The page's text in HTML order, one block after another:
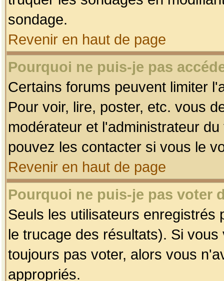
sondage.
Revenir en haut de page
Pourquoi ne puis-je pas
Certains forums peuvent limiter
Pour voir, lire, poster, etc. vous
modérateur et l'administrateur
pouvez les contacter si vous le
Revenir en haut de page
Pourquoi ne puis-je pas voter
Seuls les utilisateurs enregistrés
le trucage des résultats). Si
toujours pas voter, alors vous
appropriés.